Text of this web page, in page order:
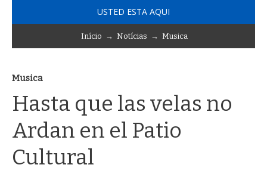
USTED ESTA AQUI
Início → Notícias → Musica
Musica
Hasta que las velas no
Ardan en el Patio
Cultural